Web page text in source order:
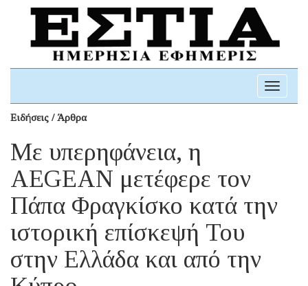
Toggle
Ειδήσεις / Άρθρα
Με υπερηφάνεια, η
AEGEAN μετέφερε τον
Πάπα Φραγκίσκο κατά την
ιστορική επίσκεψή Του
στην Ελλάδα και από την